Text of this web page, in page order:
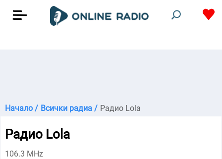
Начало / Всички радиа / Радио Lola
Радио Lola
106.3 MHz